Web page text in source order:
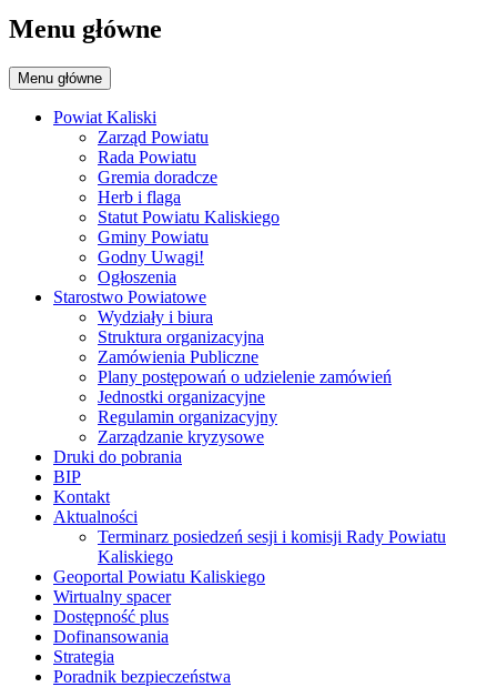
Menu główne
Menu główne
Powiat Kaliski
Zarząd Powiatu
Rada Powiatu
Gremia doradcze
Herb i flaga
Statut Powiatu Kaliskiego
Gminy Powiatu
Godny Uwagi!
Ogłoszenia
Starostwo Powiatowe
Wydziały i biura
Struktura organizacyjna
Zamówienia Publiczne
Plany postępowań o udzielenie zamówień
Jednostki organizacyjne
Regulamin organizacyjny
Zarządzanie kryzysowe
Druki do pobrania
BIP
Kontakt
Aktualności
Terminarz posiedzeń sesji i komisji Rady Powiatu
Kaliskiego
Geoportal Powiatu Kaliskiego
Wirtualny spacer
Dostępność plus
Dofinansowania
Strategia
Poradnik bezpieczeństwa